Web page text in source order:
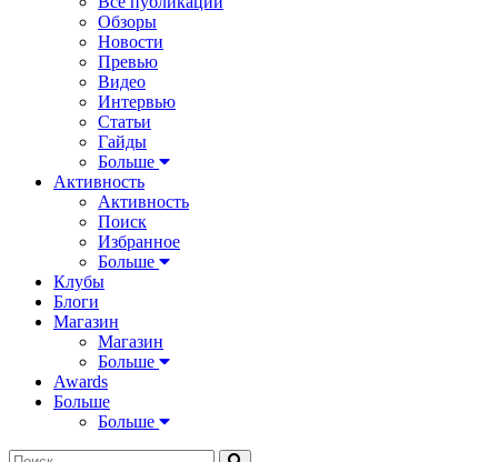
Обзоры
Новости
Превью
Видео
Интервью
Статьи
Гайды
Больше
Активность
Активность
Поиск
Избранное
Больше
Клубы
Блоги
Магазин
Магазин
Больше
Awards
Больше
Больше